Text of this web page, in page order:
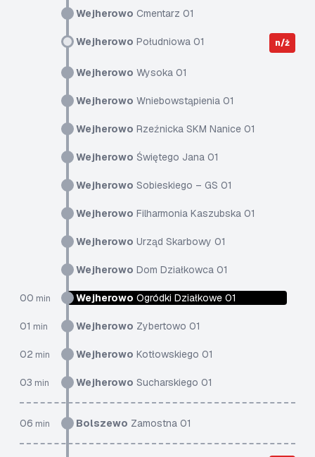
Wejherowo Cmentarz 01
Wejherowo Południowa 01 n/ż
Wejherowo Wysoka 01
Wejherowo Wniebowstąpienia 01
Wejherowo Rzeźnicka SKM Nanice 01
Wejherowo Świętego Jana 01
Wejherowo Sobieskiego – GS 01
Wejherowo Filharmonia Kaszubska 01
Wejherowo Urząd Skarbowy 01
Wejherowo Dom Działkowca 01
00 min Wejherowo Ogródki Działkowe 01
01 min Wejherowo Zybertowo 01
02 min Wejherowo Kotłowskiego 01
03 min Wejherowo Sucharskiego 01
06 min Bolszewo Zamostna 01